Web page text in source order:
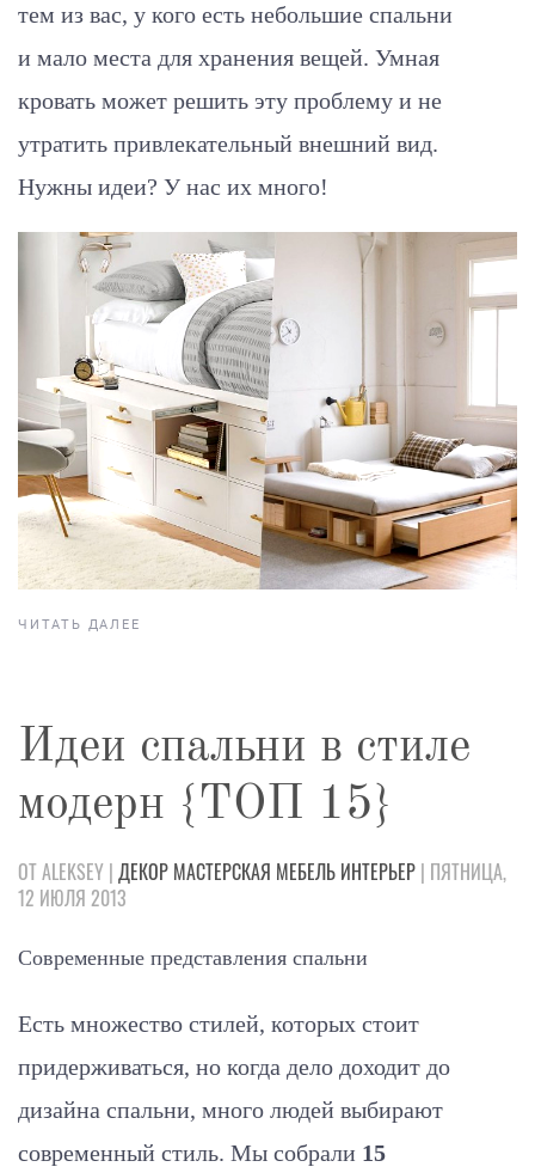
тем из вас, у кого есть небольшие спальни
и мало места для хранения вещей. Умная
кровать может решить эту проблему и не
утратить привлекательный внешний вид.
Нужны идеи? У нас их много!
ЧИТАТЬ ДАЛЕЕ
Идеи спальни в стиле
модерн {ТОП 15}
ОТ ALEKSEY | ДЕКОР МАСТЕРСКАЯ МЕБЕЛЬ ИНТЕРЬЕР | ПЯТНИЦА,
12 ИЮЛЯ 2013
Современные представления спальни
Есть множество стилей, которых стоит
придерживаться, но когда дело доходит до
дизайна спальни, много людей выбирают
современный стиль. Мы собрали 15